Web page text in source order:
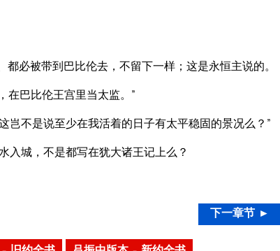
必被带到巴比伦去，不留下一样；这是永恒主说的。
在巴比伦王宫里当太监。”
岂不是说至少在我活着的日子有太平稳固的景况么？”
入城，不是都写在犹大诸王记上么？
下一章节 ►